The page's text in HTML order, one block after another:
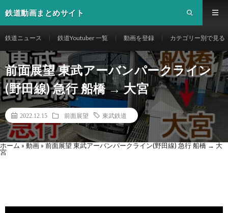
鉄道動画まとめサイト
鉄道ニュース 鉄道Youtuber 一覧 動画を登録 カテゴリー別で見る
前面展望 東武アーバンパークライン
(野田線) 急行 船橋 → 大宮
2022.12.15 前面展望 東武鉄道
ホーム » 動画 » 前面展望 東武アーバンパークライン(野田線) 急行 船橋 → 大
宮